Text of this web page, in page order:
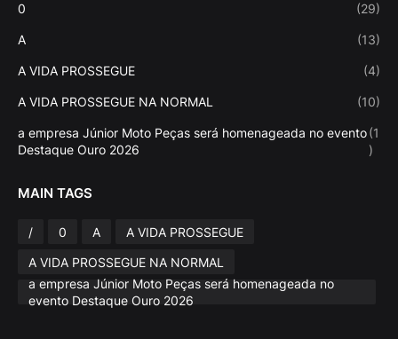
0 (29)
A (13)
A VIDA PROSSEGUE (4)
A VIDA PROSSEGUE NA NORMAL (10)
a empresa Júnior Moto Peças será homenageada no evento
Destaque Ouro 2026
(1
)
MAIN TAGS
/ 0 A
A VIDA PROSSEGUE
A VIDA PROSSEGUE NA NORMAL
a empresa Júnior Moto Peças será homenageada no
evento Destaque Ouro 2026